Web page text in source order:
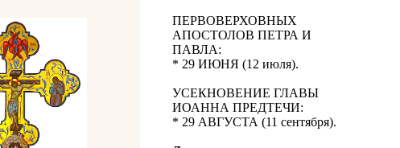
ПЕРВОВЕРХОВНЫХ
АПОСТОЛОВ ПЕТРА И
ПАВЛА:
* 29 ИЮНЯ (12 июля).
УСЕКНОВЕНИЕ ГЛАВЫ
ИОАННА ПРЕДТЕЧИ:
* 29 АВГУСТА (11 сентября).